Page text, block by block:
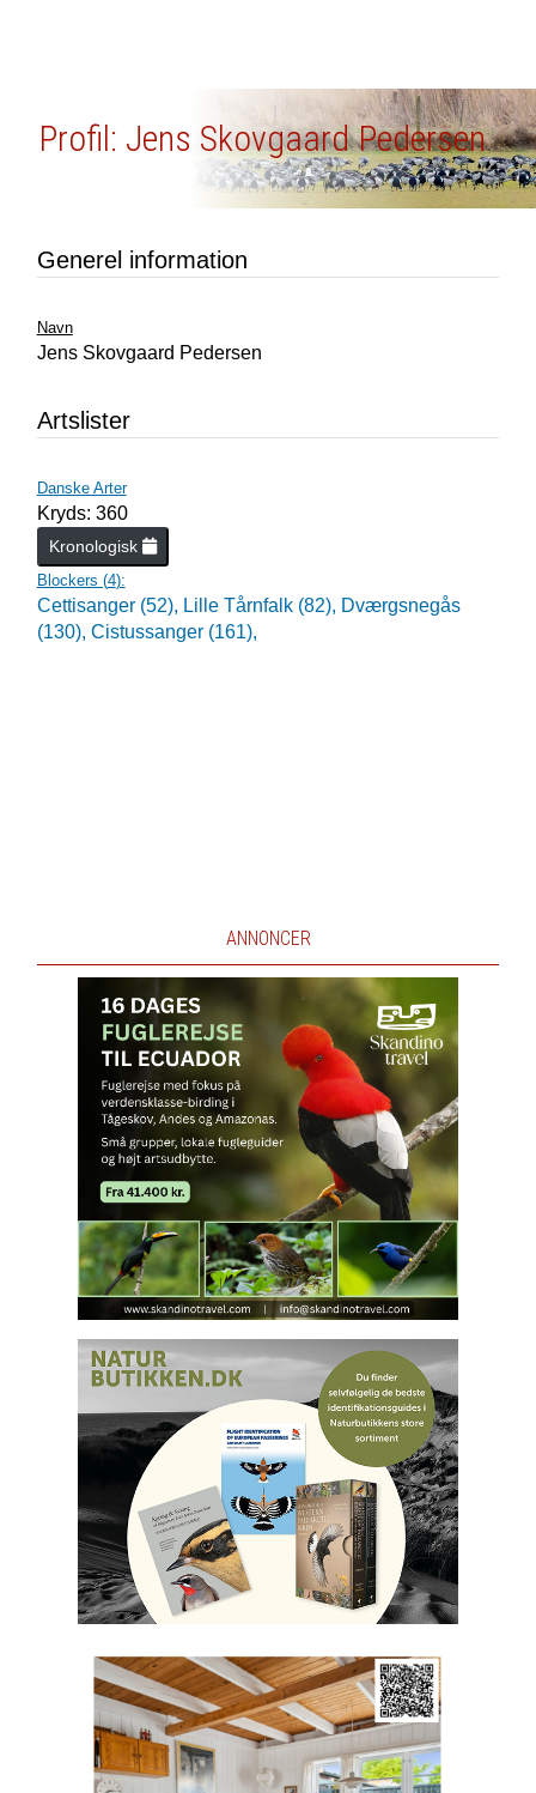
Profil: Jens Skovgaard Pedersen
Generel information
Navn
Jens Skovgaard Pedersen
Artslister
Danske Arter
Kryds: 360
Kronologisk
Blockers (4):
Cettisanger (52), Lille Tårnfalk (82), Dværgsnegås
(130), Cistussanger (161),
ANNONCER